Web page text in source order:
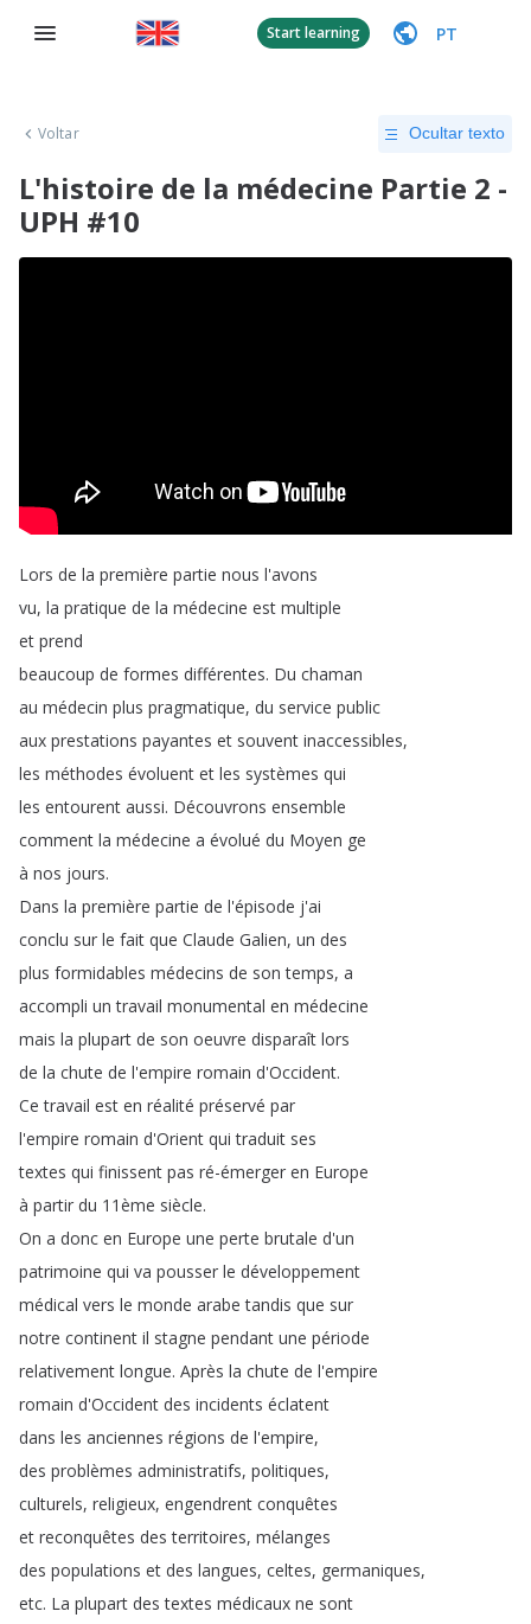
Start learning PT
Voltar Ocultar texto
L'histoire de la médecine Partie 2 -
UPH #10
Lors de la première partie nous l'avons
vu, la pratique de la médecine est multiple
et prend
beaucoup de formes différentes. Du chaman
au médecin plus pragmatique, du service public
aux prestations payantes et souvent inaccessibles,
les méthodes évoluent et les systèmes qui
les entourent aussi. Découvrons ensemble
comment la médecine a évolué du Moyen ge
à nos jours.
Dans la première partie de l'épisode j'ai
conclu sur le fait que Claude Galien, un des
plus formidables médecins de son temps, a
accompli un travail monumental en médecine
mais la plupart de son oeuvre disparaît lors
de la chute de l'empire romain d'Occident.
Ce travail est en réalité préservé par
l'empire romain d'Orient qui traduit ses
textes qui finissent pas ré-émerger en Europe
à partir du 11ème siècle.
On a donc en Europe une perte brutale d'un
patrimoine qui va pousser le développement
médical vers le monde arabe tandis que sur
notre continent il stagne pendant une période
relativement longue. Après la chute de l'empire
romain d'Occident des incidents éclatent
dans les anciennes régions de l'empire,
des problèmes administratifs, politiques,
culturels, religieux, engendrent conquêtes
et reconquêtes des territoires, mélanges
des populations et des langues, celtes, germaniques,
etc. La plupart des textes médicaux ne sont